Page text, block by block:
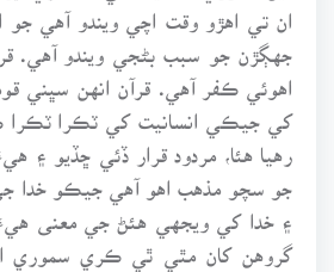
ان تي اهڙو وقت اچي ويندو آهي جو
جهڳڙن جو سبب بڻجي ويندو آهي.
اهوئي ڪفر آهي. قرآن انهن سڀني
کي جيڪي انسانيت کي ٽڪرا
رهيا هئا، مردود قرار ڏئي ڇڏيو ۽
جو سچو مذهب اهو آهي جيڪو خدا
۽ خدا کي ويجهي هئڻ جي معنى هيءَ
گروهن کان مٿي ٿي ڪري سموري